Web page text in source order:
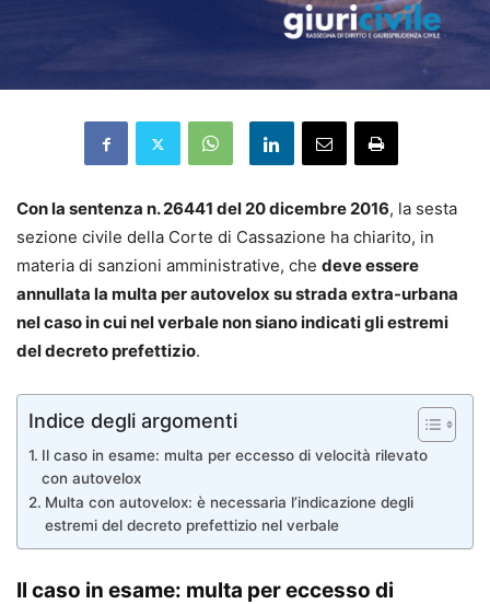
Con la sentenza n. 26441 del 20 dicembre 2016, la sesta
sezione civile della Corte di Cassazione ha chiarito, in
materia di sanzioni amministrative, che deve essere
annullata la multa per autovelox su strada extra-urbana
nel caso in cui nel verbale non siano indicati gli estremi
del decreto prefettizio.
Indice degli argomenti
Il caso in esame: multa per eccesso di velocità rilevato
con autovelox
Multa con autovelox: è necessaria l’indicazione degli
estremi del decreto prefettizio nel verbale
Il caso in esame: multa per eccesso di